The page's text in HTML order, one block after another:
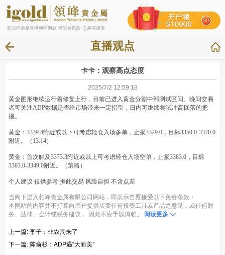
您访问的是香港地区网站 投资有风险 交易需谨慎
直播观点
卡卡：观察高点态度
2025/7/2 12:59:18
黄金图形继续运行着修复上行，目前已进入黄金分割中部测试区间。晚间交易
者可关注ADP数据是否给市场带来一定指引，日内可继续尝试冲高回落的把
握。
黄金：3339.4附近或以下可考虑轻仓入场多单，止损3329.0，目标3350.0-3370.0
附近。（13:14）
黄金：首次触及3373.3附近或以上可考虑轻仓入场空单，止损3383.0，目标
3363.0-3349.0附近。（策略）
个人建议 仅供参考 据此交易 风险自担 不含点差
当阁下进入领峰贵金属有限公司网站，即表示自愿接受以下免责条款：
本网站的内容并不打算向用户提供买卖任何投资工具或产品之意见，或任何财
务、法律、会计或税务建议， 因此不应予以倚赖。
阅读更多
上一篇: 李子：非农周来了
下一篇: 陈俞杉：ADP遇“大而美”